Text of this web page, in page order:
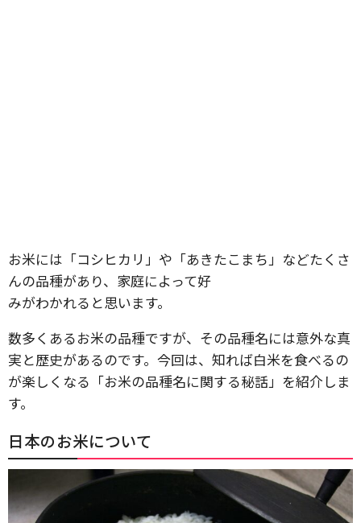
お米には「コシヒカリ」や「あきたこまち」などたくさ
んの品種があり、家庭によって好
みがわかれると思います。
数多くあるお米の品種ですが、その品種名には意外な真
実と歴史があるのです。今回は、知れば白米を食べるの
が楽しくなる「お米の品種名に関する秘話」を紹介しま
す。
日本のお米について